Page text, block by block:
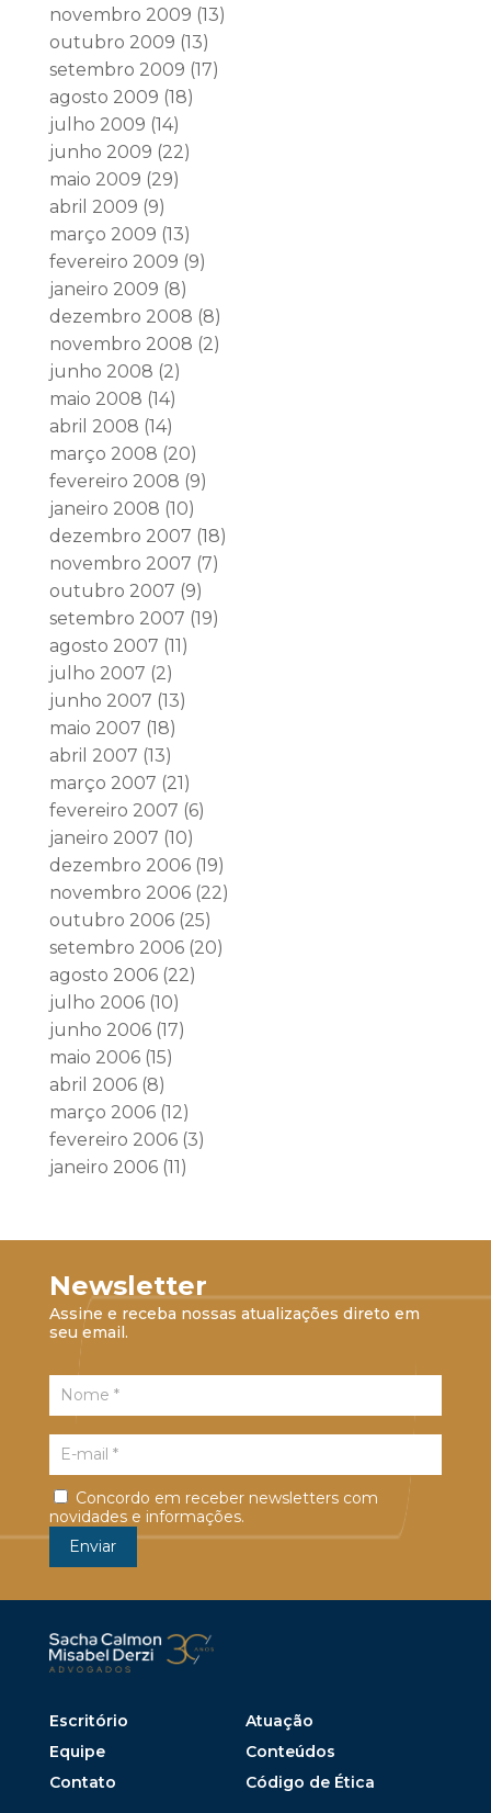
novembro 2009 (13)
outubro 2009 (13)
setembro 2009 (17)
agosto 2009 (18)
julho 2009 (14)
junho 2009 (22)
maio 2009 (29)
abril 2009 (9)
março 2009 (13)
fevereiro 2009 (9)
janeiro 2009 (8)
dezembro 2008 (8)
novembro 2008 (2)
junho 2008 (2)
maio 2008 (14)
abril 2008 (14)
março 2008 (20)
fevereiro 2008 (9)
janeiro 2008 (10)
dezembro 2007 (18)
novembro 2007 (7)
outubro 2007 (9)
setembro 2007 (19)
agosto 2007 (11)
julho 2007 (2)
junho 2007 (13)
maio 2007 (18)
abril 2007 (13)
março 2007 (21)
fevereiro 2007 (6)
janeiro 2007 (10)
dezembro 2006(19)
novembro 2006(22)
outubro 2006(25)
setembro 2006(20)
agosto 2006(22)
julho 2006(10)
junho 2006(17)
maio 2006(15)
abril 2006(8)
março 2006(12)
fevereiro 2006(3)
janeiro 2006(11)
Newsletter
Assine e receba nossas atualizações direto em
seu email.
Concordo em receber newsletters com
novidades e informações.
Escritório
Atuação
Equipe
Conteúdos
Contato
Código de Ética